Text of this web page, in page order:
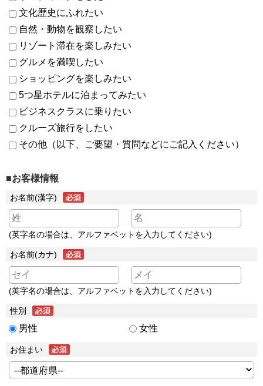
文化歴史にふれたい
自然・動物を観察したい
リゾート滞在を楽しみたい
グルメを満喫したい
ショッピングを楽しみたい
5つ星ホテルに泊まってみたい
ビジネスクラスに乗りたい
クルーズ旅行をしたい
その他（以下、ご要望・質問などにご記入ください）
■お客様情報
お名前(漢字)
(英字名の場合は、アルファベットを入力してください)
お名前(カナ)
(英字名の場合は、アルファベットを入力してください)
性別
男性 女性
お住まい